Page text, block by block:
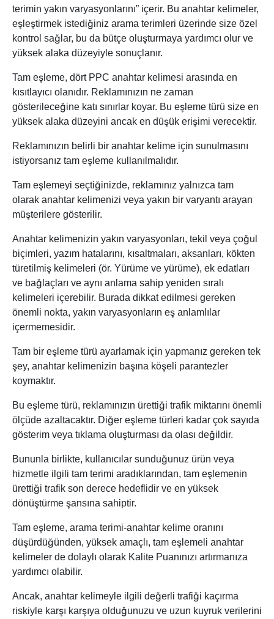
terimin yakın varyasyonlarını” içerir. Bu anahtar kelimeler,
eşleştirmek istediğiniz arama terimleri üzerinde size özel
kontrol sağlar, bu da bütçe oluşturmaya yardımcı olur ve
yüksek alaka düzeyiyle sonuçlanır.
Tam eşleme, dört PPC anahtar kelimesi arasında en
kısıtlayıcı olanıdır. Reklamınızın ne zaman
gösterileceğine katı sınırlar koyar. Bu eşleme türü size en
yüksek alaka düzeyini ancak en düşük erişimi verecektir.
Reklamınızın belirli bir anahtar kelime için sunulmasını
istiyorsanız tam eşleme kullanılmalıdır.
Tam eşlemeyi seçtiğinizde, reklamınız yalnızca tam
olarak anahtar kelimenizi veya yakın bir varyantı arayan
müşterilere gösterilir.
Anahtar kelimenizin yakın varyasyonları, tekil veya çoğul
biçimleri, yazım hatalarını, kısaltmaları, aksanları, kökten
türetilmiş kelimeleri (ör. Yürüme ve yürüme), ek edatları
ve bağlaçları ve aynı anlama sahip yeniden sıralı
kelimeleri içerebilir. Burada dikkat edilmesi gereken
önemli nokta, yakın varyasyonların eş anlamlılar
içermemesidir.
Tam bir eşleme türü ayarlamak için yapmanız gereken tek
şey, anahtar kelimenizin başına köşeli parantezler
koymaktır.
Bu eşleme türü, reklamınızın ürettiği trafik miktarını önemli
ölçüde azaltacaktır. Diğer eşleme türleri kadar çok sayıda
gösterim veya tıklama oluşturması da olası değildir.
Bununla birlikte, kullanıcılar sunduğunuz ürün veya
hizmetle ilgili tam terimi aradıklarından, tam eşlemenin
ürettiği trafik son derece hedeflidir ve en yüksek
dönüştürme şansına sahiptir.
Tam eşleme, arama terimi-anahtar kelime oranını
düşürdüğünden, yüksek amaçlı, tam eşlemeli anahtar
kelimeler de dolaylı olarak Kalite Puanınızı artırmanıza
yardımcı olabilir.
Ancak, anahtar kelimeyle ilgili değerli trafiği kaçırma
riskiyle karşı karşıya olduğunuzu ve uzun kuyruk verilerini